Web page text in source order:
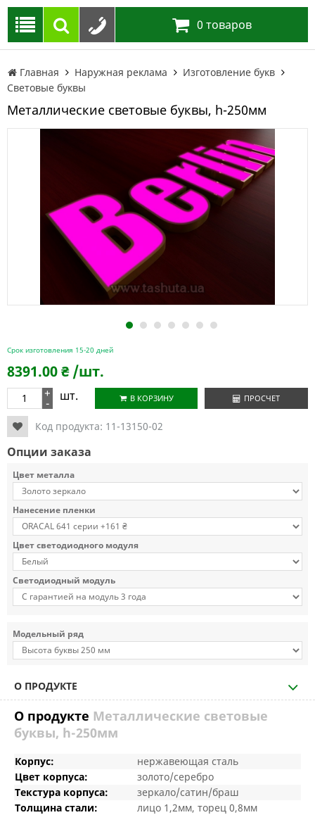
0 товаров
Главная Наружная реклама
Изготовление букв
Световые буквы
Металлические световые буквы, h-250мм
1 2 3 4 5 6 7
Срок изготовления 15-20 дней
8391.00₴ /шт.
+
- шт. В КОРЗИНУ ПРОСЧЕТ
Код продукта: 11-13150-02
Опции заказа
Цвет металла
Нанесение пленки
Цвет светодиодного модуля
Светодиодный модуль
Модельный ряд
О ПРОДУКТЕ
О продукте Металлические световые
буквы, h-250мм
Корпус:
нержавеющая сталь
Цвет корпуса:
золото/серебро
Текстура корпуса:
зеркало/сатин/браш
Толщина стали:
лицо 1,2мм, торец 0,8мм